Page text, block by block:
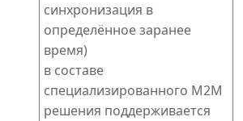
синхронизация в
определённое заранее
время)
в составе
специализированного M2M
решения поддерживается